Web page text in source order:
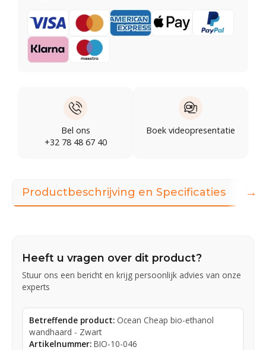
Bel ons
+32 78 48 67 40
Boek videopresentatie
Productbeschrijving en Specificaties
Heeft u vragen over dit product?
Stuur ons een bericht en krijg persoonlijk advies van onze
experts
Betreffende product: Ocean Cheap bio-ethanol
wandhaard - Zwart
Artikelnummer: BIO-10-046
→